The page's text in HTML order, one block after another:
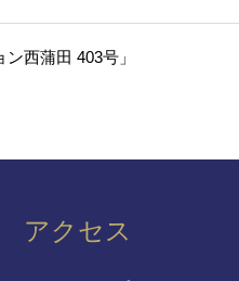
西蒲田 403号」
アクセス